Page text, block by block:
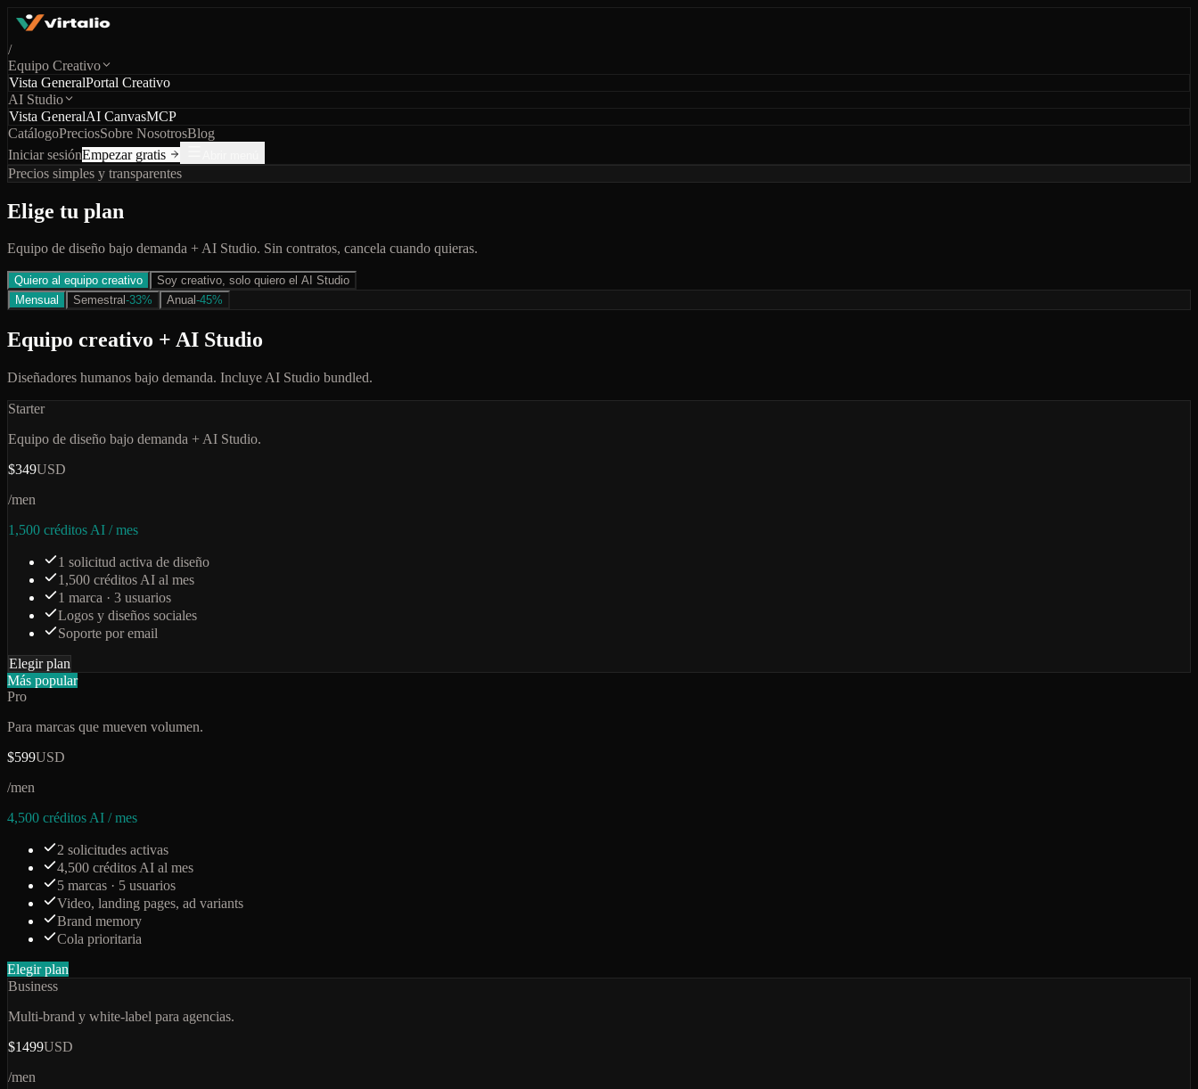
/
Equipo Creativo
Vista GeneralPortal Creativo
AI Studio
Vista GeneralAI CanvasMCP
CatálogoPreciosSobre NosotrosBlog
Iniciar sesiónEmpezar gratis
Precios simples y transparentes
Elige tu plan
Equipo de diseño bajo demanda + AI Studio. Sin contratos, cancela cuando quieras.
Quiero al equipo creativo
Soy creativo, solo quiero el AI Studio
Mensual
Semestral -33% Anual -45%
Equipo creativo + AI Studio
Diseñadores humanos bajo demanda. Incluye AI Studio bundled.
Starter
Equipo de diseño bajo demanda + AI Studio.
$349USD
/men
1,500 créditos AI / mes
1 solicitud activa de diseño
1,500 créditos AI al mes
1 marca · 3 usuarios
Logos y diseños sociales
Soporte por email
Elegir plan
Más popular
Pro
Para marcas que mueven volumen.
$599USD
/men
4,500 créditos AI / mes
2 solicitudes activas
4,500 créditos AI al mes
5 marcas · 5 usuarios
Video, landing pages, ad variants
Brand memory
Cola prioritaria
Elegir plan
Business
Multi-brand y white-label para agencias.
$1499USD
/men